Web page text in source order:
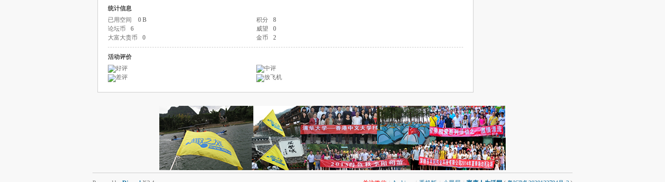
统计信息
已用空间
0 B 积分
8
论坛币
6 威望
0
大富大贵币
0 金币 2
活动评价
好评
中评
差评
放飞机